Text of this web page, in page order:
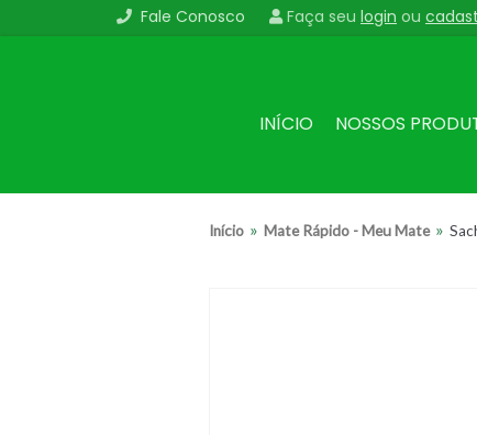
Fale Conosco Faça seu login ou
INÍCIO NOSSOS
Início » Mate Rápido - Meu Mate »